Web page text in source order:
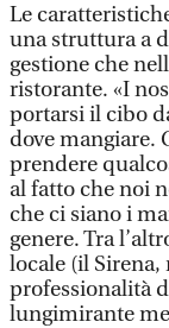
Le
una struttura a
gestione che
ristorante. «I
portarsi il cibo
dove mangiare.
prendere
al fatto che noi
che ci siano i
genere. Tra
locale (il Sirena,
professionalità
lungimirante